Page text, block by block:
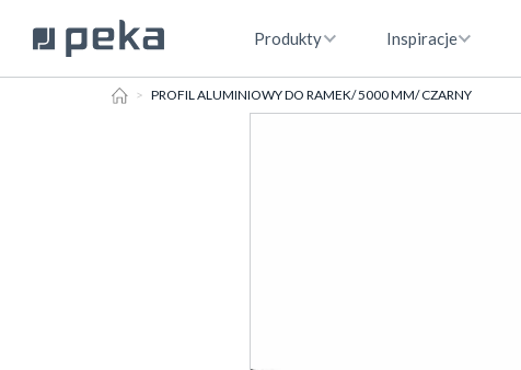
Produkty Inspiracje
HOMEPROFIL ALUMINIOWY DO RAMEK/ 5000 MM/ CZARNY